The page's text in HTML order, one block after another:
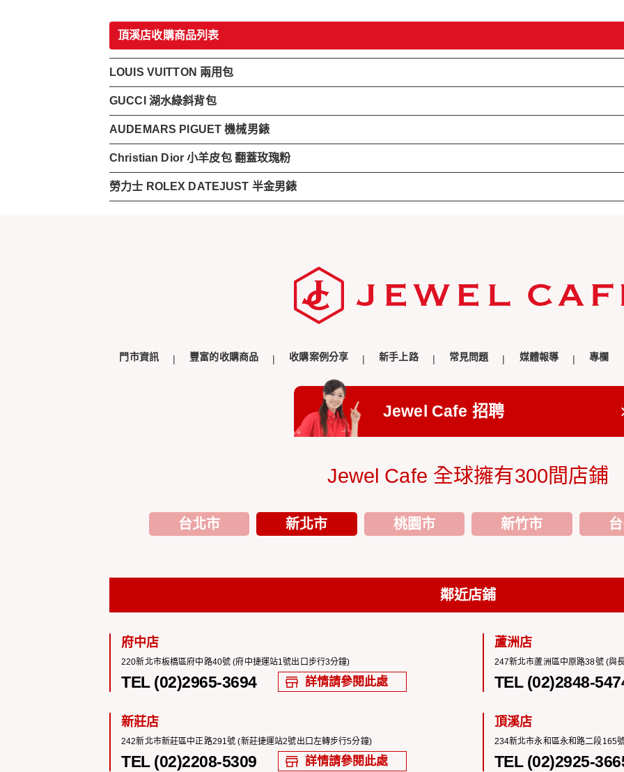
頂溪店收購商品列表
LOUIS VUITTON 兩用包
GUCCI 湖水綠斜背包
AUDEMARS PIGUET 機械男錶
Christian Dior 小羊皮包 翻蓋玫瑰粉
勞力士 ROLEX DATEJUST 半金男錶
門市資訊 豐富的收購商品 收購案例分享 新手上路 常見問題 媒體報導 專欄
Jewel Cafe 招聘
Jewel Cafe 全球擁有300間店鋪
台北市 新北市 桃園市 新竹市
鄰近店鋪
府中店
220新北市板橋區府中路40號 (府中捷運站1號出口步行3分鐘)
TEL (02)2965-3694 詳情請參閱此處
蘆洲店
247新北市蘆洲區中原路38號 (與
TEL (02)2848-
新莊店
242新北市新莊區中正路291號 (新莊捷運站2號出口左轉步行5分鐘)
TEL (02)2208-5309 詳情請參閱此處
頂溪店
234新北市永和區永和路二段165
TEL (02)2925-